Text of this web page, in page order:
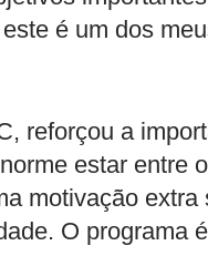
é um dos
reforçou a
estar
motivação
O programa